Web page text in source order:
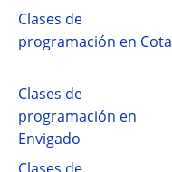
Clases de
programación en Cota
Clases de
programación en
Envigado
Clases de